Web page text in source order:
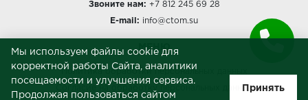
Звоните нам: +7 812 245 69 28
E-mail: info@ctom.su
МЕНЮ
Политика обработки персональных данных
Согласие на обработку персональных данных
Мы используем файлы cookie для
корректной работы Сайта, аналитики
посещаемости и улучшения сервиса.
Продолжая пользоваться сайтом
Принять